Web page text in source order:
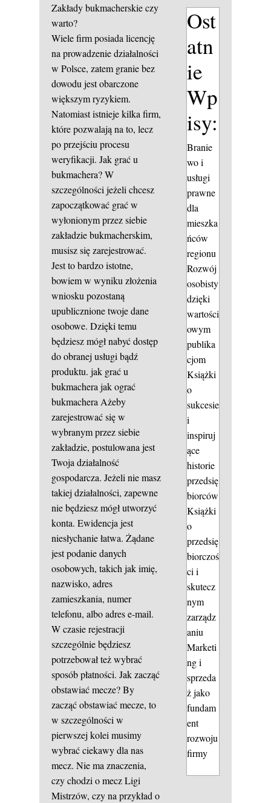
Zakłady bukmacherskie czy
warto?
Wiele firm posiada licencję
na prowadzenie działalności
w Polsce, zatem granie bez
dowodu jest obarczone
większym ryzykiem.
Natomiast istnieje kilka firm,
które pozwalają na to, lecz
po przejściu procesu
weryfikacji. Jak grać u
bukmachera? W
szczególności jeżeli chcesz
zapoczątkować grać w
wyłonionym przez siebie
zakładzie bukmacherskim,
musisz się zarejestrować.
Jest to bardzo istotne,
bowiem w wyniku złożenia
wniosku pozostaną
upublicznione twoje dane
osobowe. Dzięki temu
będziesz mógł nabyć dostęp
do obranej usługi bądź
produktu. jak grać u
bukmachera jak ograć
bukmachera Ażeby
zarejestrować się w
wybranym przez siebie
zakładzie, postulowana jest
Twoja działalność
gospodarcza. Jeżeli nie masz
takiej działalności, zapewne
nie będziesz mógł utworzyć
konta. Ewidencja jest
niesłychanie łatwa. Żądane
jest podanie danych
osobowych, takich jak imię,
nazwisko, adres
zamieszkania, numer
telefonu, albo adres e-mail.
W czasie rejestracji
szczególnie będziesz
potrzebował też wybrać
sposób płatności. Jak zacząć
obstawiać mecze? By
zacząć obstawiać mecze, to
w szczególności w
pierwszej kolei musimy
wybrać ciekawy dla nas
mecz. Nie ma znaczenia,
czy chodzi o mecz Ligi
Mistrzów, czy na przykład o
Ost
atn
ie
Wp
isy:
Branie
wo i
usługi
prawne
dla
mieszka
ńców
regionu
Rozwój
osobisty
dzięki
wartości
owym
publika
cjom
Książki
o
sukcesie
i
inspiruj
ące
historie
przedsię
biorców
Książki
o
przedsię
biorczoś
ci i
skutecz
nym
zarządz
aniu
Marketi
ng i
sprzeda
ż jako
fundam
ent
rozwoju
firmy